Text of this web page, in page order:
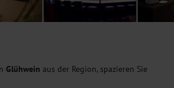
Glühwein aus der Region, spazieren Sie